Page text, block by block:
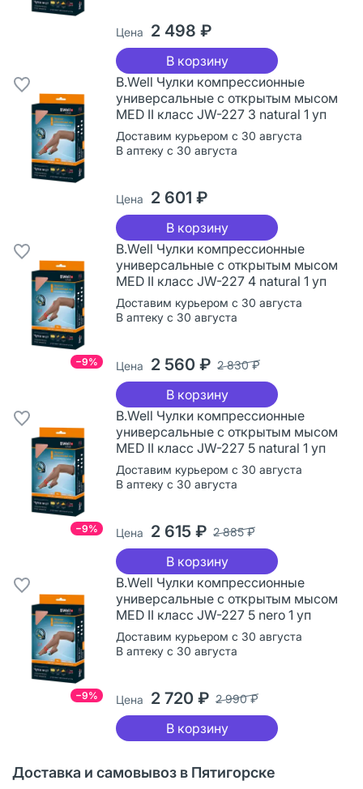
Цена 2 498 ₽
В корзину
B.Well Чулки компрессионные
универсальные с открытым мысом
MED II класс JW-227 3 natural 1 уп
Доставим курьером с 30 августа
В аптеку с 30 августа
Цена 2 601 ₽
В корзину
−9%
B.Well Чулки компрессионные
универсальные с открытым мысом
MED II класс JW-227 4 natural 1 уп
Доставим курьером с 30 августа
В аптеку с 30 августа
Цена 2 560 ₽ 2 830 ₽
В корзину
−9%
B.Well Чулки компрессионные
универсальные с открытым мысом
MED II класс JW-227 5 natural 1 уп
Доставим курьером с 30 августа
В аптеку с 30 августа
Цена 2 615 ₽ 2 885 ₽
В корзину
−9%
B.Well Чулки компрессионные
универсальные с открытым мысом
MED II класс JW-227 5 nero 1 уп
Доставим курьером с 30 августа
В аптеку с 30 августа
Цена 2 720 ₽ 2 990 ₽
В корзину
Доставка и самовывоз в Пятигорске